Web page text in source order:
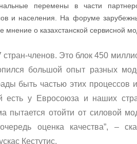
перемены в части
и населения. На форуме
мнение о казахстанской сервисной
стран-членов. Это блок 450
большой опыт разных
быть частью этих процессов
есть у Евросоюза и наших
пытается отойти от силовой
оценка качества”, –
Кестутис.